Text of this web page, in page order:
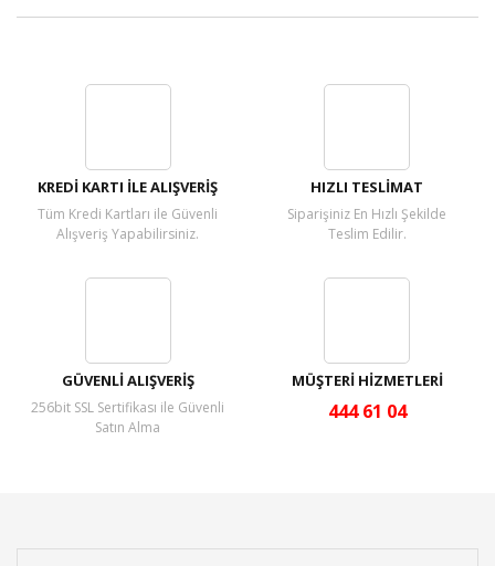
KREDİ KARTI İLE ALIŞVERİŞ
Tüm Kredi Kartları ile Güvenli
Alışveriş Yapabilirsiniz.
HIZLI TESLİMAT
Siparişiniz En Hızlı Şekilde
Teslim Edilir.
GÜVENLİ ALIŞVERİŞ
256bit SSL Sertifikası ile Güvenli
Satın Alma
MÜŞTERİ HİZMETLERİ
444 61 04